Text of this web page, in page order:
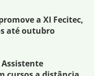
a XI Fecitec,
até outubro